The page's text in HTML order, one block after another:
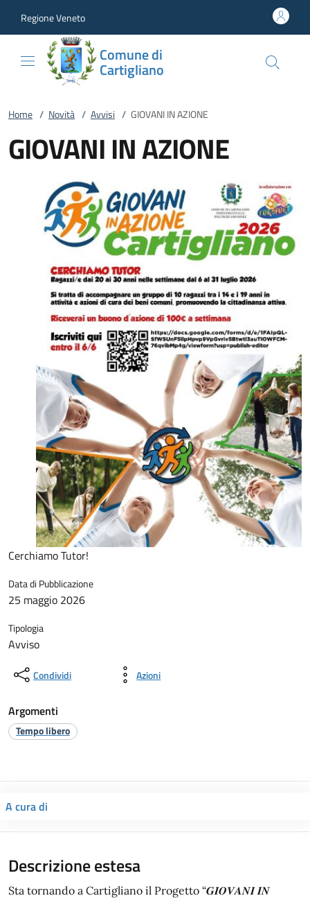
Regione Veneto
Comune di
Cartigliano
Home / Novità / Avvisi / GIOVANI IN AZIONE
GIOVANI IN AZIONE
Cerchiamo Tutor!
Data di Pubblicazione
25 maggio 2026
Tipologia
Avviso
Condividi Azioni
Argomenti
Tempo libero
A cura di
Descrizione estesa
Sta tornando a Cartigliano il Progetto “𝑮𝑰𝑶𝑽𝑨𝑵𝑰 𝑰𝑵